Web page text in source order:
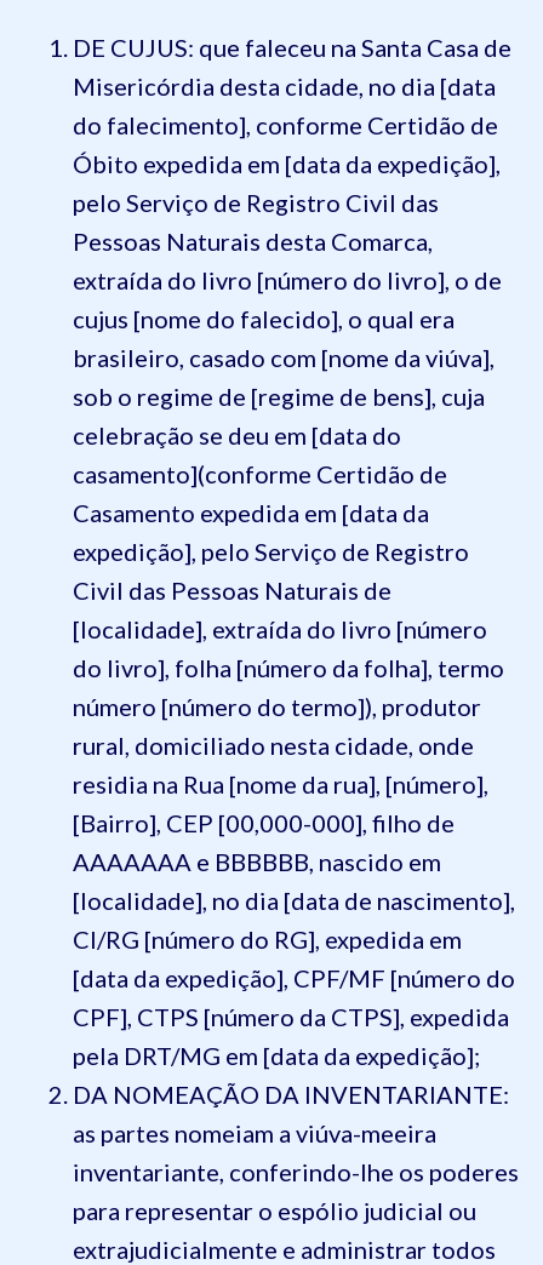
DE CUJUS: que faleceu na Santa Casa de
Misericórdia desta cidade, no dia [data
do falecimento], conforme Certidão de
Óbito expedida em [data da expedição],
pelo Serviço de Registro Civil das
Pessoas Naturais desta Comarca,
extraída do livro [número do livro], o de
cujus [nome do falecido], o qual era
brasileiro, casado com [nome da viúva],
sob o regime de [regime de bens], cuja
celebração se deu em [data do
casamento](conforme Certidão de
Casamento expedida em [data da
expedição], pelo Serviço de Registro
Civil das Pessoas Naturais de
[localidade], extraída do livro [número
do livro], folha [número da folha], termo
número [número do termo]), produtor
rural, domiciliado nesta cidade, onde
residia na Rua [nome da rua], [número],
[Bairro], CEP [00,000-000], filho de
AAAAAAA e BBBBBB, nascido em
[localidade], no dia [data de nascimento],
CI/RG [número do RG], expedida em
[data da expedição], CPF/MF [número do
CPF], CTPS [número da CTPS], expedida
pela DRT/MG em [data da expedição];
DA NOMEAÇÃO DA INVENTARIANTE:
as partes nomeiam a viúva-meeira
inventariante, conferindo-lhe os poderes
para representar o espólio judicial ou
extrajudicialmente e administrar todos